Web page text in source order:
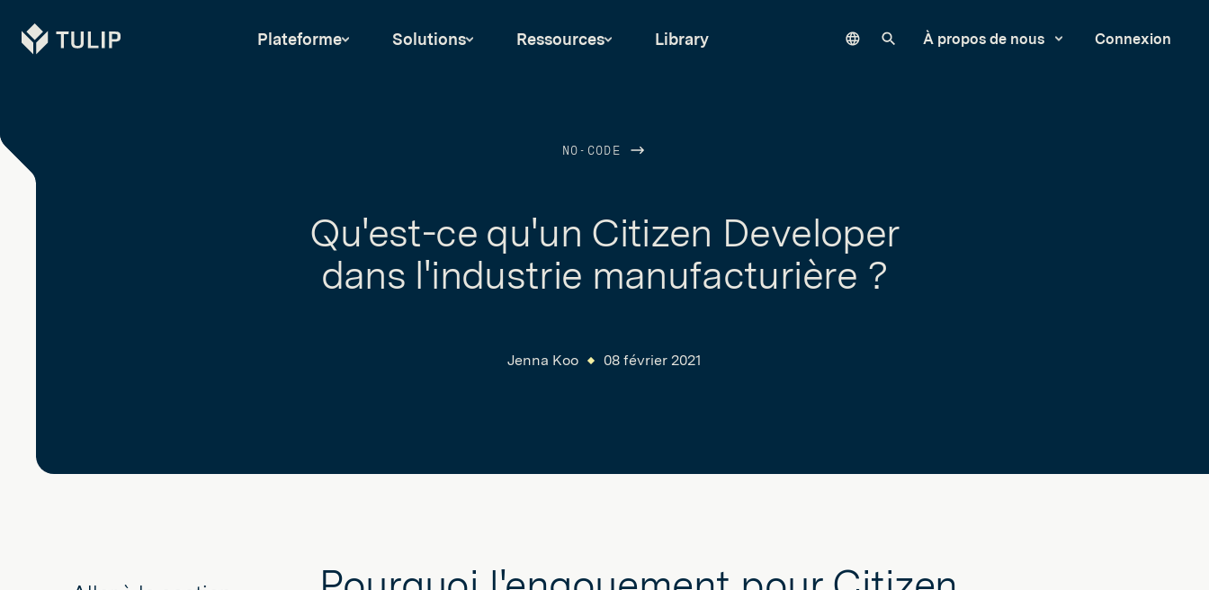
Tulip Plateforme Solutions Ressources Library LanguageRechercher sur notre site
À propos de nous Connexion
NO-CODE
Qu'est-ce qu'un Citizen Developer
dans l'industrie manufacturière ?
Jenna Koo 08 février 2021